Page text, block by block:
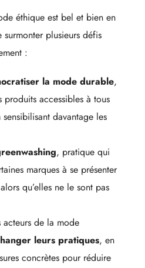
éthique est bel et bien en
plusieurs défis
:
la mode durable,
produits accessibles à tous
davantage les
, pratique qui
marques à se présenter
qu’elles ne le sont pas
acteurs de la mode
leurs pratiques, en
concrètes pour réduire